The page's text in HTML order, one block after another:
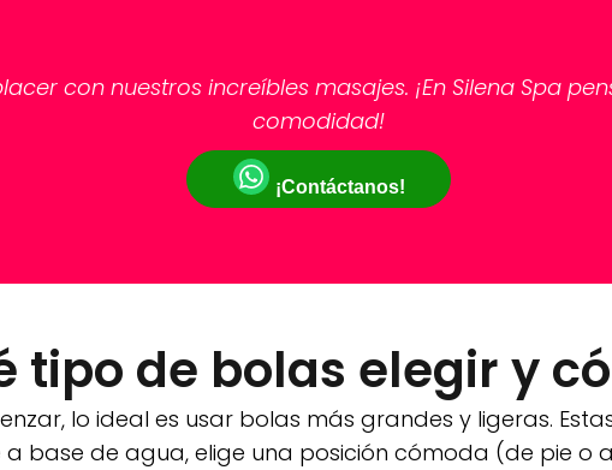
con nuestros increíbles masajes. ¡En Silena Spa
comodidad!
¡Contáctanos!
tipo de bolas elegir y
lo ideal es usar bolas más grandes y ligeras.
base de agua, elige una posición cómoda (de pie o